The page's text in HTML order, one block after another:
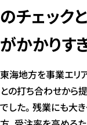
のチェック
がかかりす
東海地方を事業エリ
との打ち合わせから
でした。残業にも大